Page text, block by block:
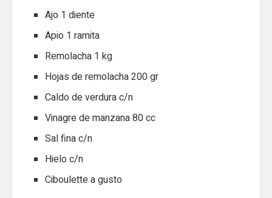
Ajo 1 diente
Apio 1 ramita
Remolacha 1 kg
Hojas de remolacha 200 gr
Caldo de verdura c/n
Vinagre de manzana 80 cc
Sal fina c/n
Hielo c/n
Ciboulette a gusto